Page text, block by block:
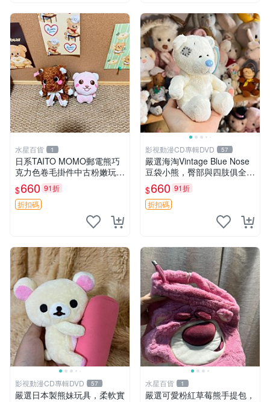
水星百貨 1
日系TAITO MOMO郵電熊巧
克力色卷毛掛件中古粉嫩玩偶
微瑕推薦 postpet momo 郵
電熊 中古玩偶
$660 91折
折扣碼
影視動漫CD專輯DVD 57
嚴選海淘Vintage Blue Nose
豆袋小熊，臀部與四肢俱全，
坐高11公分，附原盒與吊牌
收藏。藍鼻子小熊，值得擁有
玩具 憶熊
$660 91折
折扣碼
影視動漫CD專輯DVD 57
嚴選日本製熊妹玩具，柔軟實
水星百貨 1
嚴選可愛粉紅草莓熊手提包，